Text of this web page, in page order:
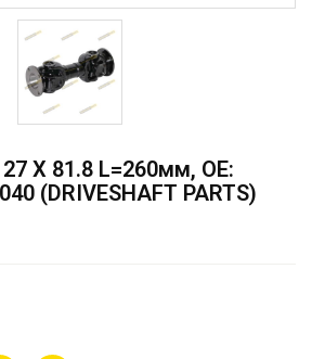
X 81.8 L=260мм, OE:
(DRIVESHAFT PARTS)